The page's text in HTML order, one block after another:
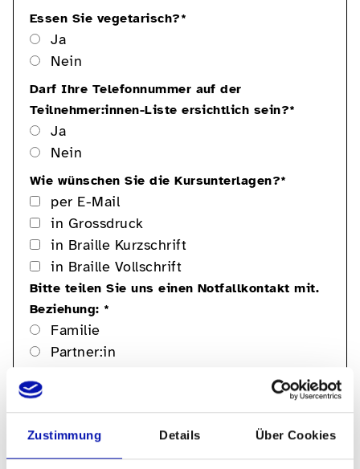
Zustimmung Details Über Cookies
Essen Sie vegetarisch?*
Ja
Nein
Darf Ihre Telefonnummer auf der
Teilnehmer:innen-Liste ersichtlich sein?*
Ja
Nein
Wie wünschen Sie die Kursunterlagen?*
per E-Mail
in Grossdruck
in Braille Kurzschrift
in Braille Vollschrift
Bitte teilen Sie uns einen Notfallkontakt mit.
Beziehung: *
Familie
Partner:in
Telefonnummer Notfallkontakt